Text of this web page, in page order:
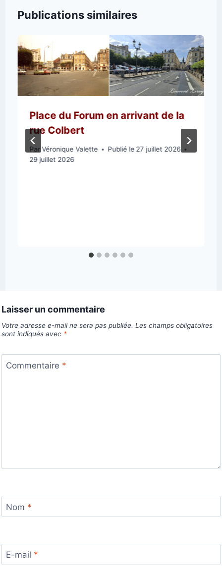
Publications similaires
Place du Forum en arrivant de la
rue Colbert
Par Véronique Valette Publié le 27 juillet 2026
29 juillet 2026
Laisser un commentaire
Votre adresse e-mail ne sera pas publiée. Les champs obligatoires
sont indiqués avec *
Commentaire *
Nom *
E-mail *